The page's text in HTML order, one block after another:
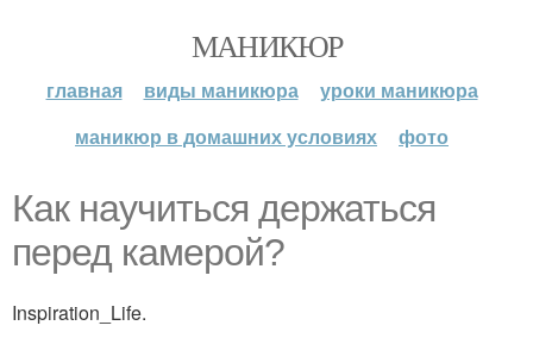
МАНИКЮР
главная виды маникюра
уроки маникюра
маникюр в домашних условиях
фото
Как научиться держаться
перед камерой?
Inspiration_Life.